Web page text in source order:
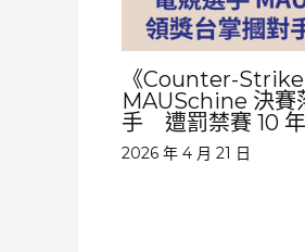
《Counter-
MAUSchine 決
手 遭罰禁賽 10 年
2026 年 4 月 21 日